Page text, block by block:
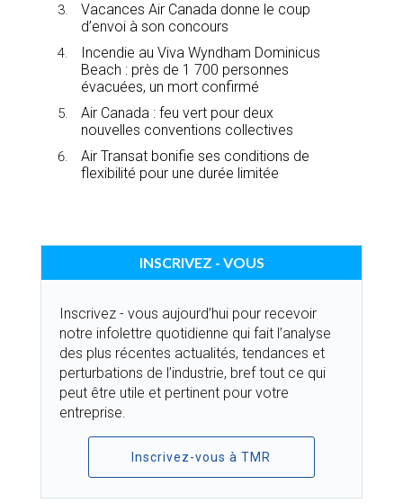
Vacances Air Canada donne le coup
d’envoi à son concours
Incendie au Viva Wyndham Dominicus
Beach : près de 1 700 personnes
évacuées, un mort confirmé
Air Canada : feu vert pour deux
nouvelles conventions collectives
Air Transat bonifie ses conditions de
flexibilité pour une durée limitée
INSCRIVEZ - VOUS
Inscrivez - vous aujourd’hui pour recevoir
notre infolettre quotidienne qui fait l’analyse
des plus récentes actualités, tendances et
perturbations de l’industrie, bref tout ce qui
peut être utile et pertinent pour votre
entreprise.
Inscrivez-vous à TMR